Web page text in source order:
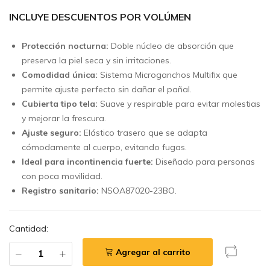
INCLUYE DESCUENTOS POR VOLÚMEN
Protección nocturna: Doble núcleo de absorción que
preserva la piel seca y sin irritaciones.
Comodidad única: Sistema Microganchos Multifix que
permite ajuste perfecto sin dañar el pañal.
Cubierta tipo tela: Suave y respirable para evitar molestias
y mejorar la frescura.
Ajuste seguro: Elástico trasero que se adapta
cómodamente al cuerpo, evitando fugas.
Ideal para incontinencia fuerte: Diseñado para personas
con poca movilidad.
Registro sanitario: NSOA87020-23BO.
Cantidad:
Agregar al carrito